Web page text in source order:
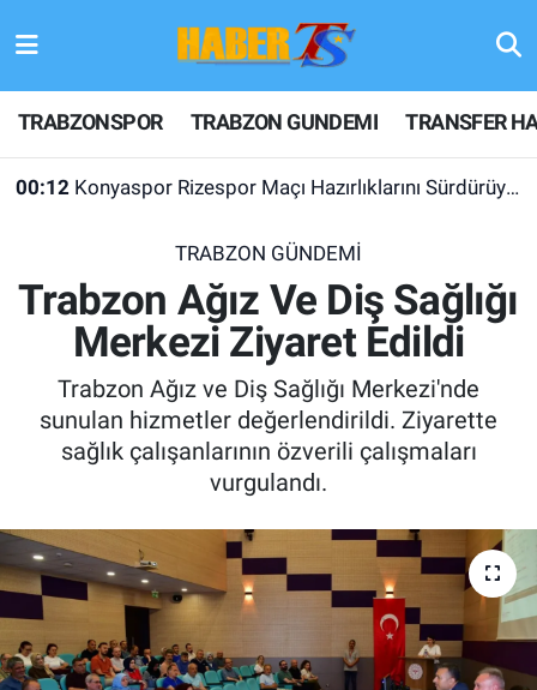
TRABZONSPOR TRABZON GUNDEMI TRANSFER
00:12 Konyaspor Rizespor Maçı Hazırlıklarını Sürdürüyor
TRABZON GÜNDEMİ
Trabzon Ağız Ve Diş Sağlığı
Merkezi Ziyaret Edildi
Trabzon Ağız ve Diş Sağlığı Merkezi'nde
sunulan hizmetler değerlendirildi. Ziyarette
sağlık çalışanlarının özverili çalışmaları
vurgulandı.
TRABZONSPOR
TRABZON GUNDEMI
KULİS MEYDANI
1461 TRABZON
FUTBOL
TV VE SİNEMA
BASKETBOL
Hava Durumu
Trafik Durumu
Son Dakika Haberleri
Haber Arşivi